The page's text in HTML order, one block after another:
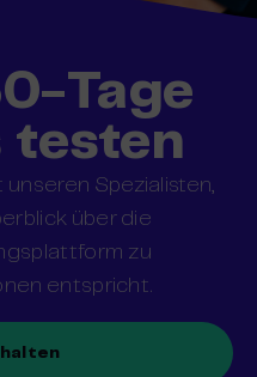
Tage
testen
unseren Spezialisten,
über die
zu
entspricht.